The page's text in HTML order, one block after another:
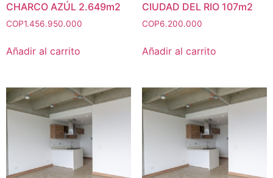
CHARCO AZÚL 2.649m2
COP1.456.950.000
Añadir al carrito
CIUDAD DEL RIO 107m2
COP6.200.000
Añadir al carrito